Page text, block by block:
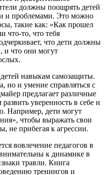
должны поощрять детей
и проблемами. Это можно
такие как: «Как прошел
что-то, что тебя
что дети должны
и что они могут
навыкам самозащиты.
но и умение справляться с
предлагает различные
уверенность в себе и
Например, дети могут
чтобы выражать свои
не прибегая к агрессии.
вовлечение педагогов в
к динамике в
травли. Книга
тренингов и